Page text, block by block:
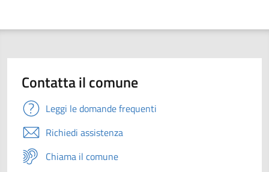
Contatta il comune
Leggi le domande frequenti
Richiedi assistenza
Chiama il comune